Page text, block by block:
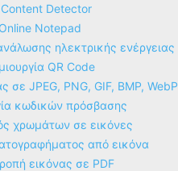
Content Detector
Online Notepad
ηλεκτρικής ενέργειας
QR Code
σε JPEG, PNG, GIF, BMP, WebP
κωδικών πρόσβασης
χρωμάτων σε εικόνες
από εικόνα
εικόνας σε PDF